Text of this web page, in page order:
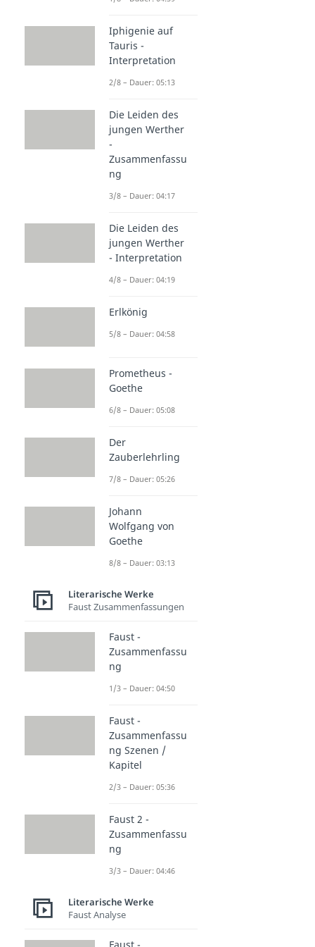
Iphigenie auf
Tauris -
Interpretation
2/8 – Dauer: 05:13
Die Leiden des
jungen Werther
-
Zusammenfassu
ng
3/8 – Dauer: 04:17
Die Leiden des
jungen Werther
- Interpretation
4/8 – Dauer: 04:19
Erlkönig
5/8 – Dauer: 04:58
Prometheus -
Goethe
6/8 – Dauer: 05:08
Der
Zauberlehrling
7/8 – Dauer: 05:26
Johann
Wolfgang von
Goethe
8/8 – Dauer: 03:13
Literarische Werke
Faust Zusammenfassungen
Faust -
Zusammenfassu
ng
1/3 – Dauer: 04:50
Faust -
Zusammenfassu
ng Szenen /
Kapitel
2/3 – Dauer: 05:36
Faust 2 -
Zusammenfassu
ng
3/3 – Dauer: 04:46
Literarische Werke
Faust Analyse